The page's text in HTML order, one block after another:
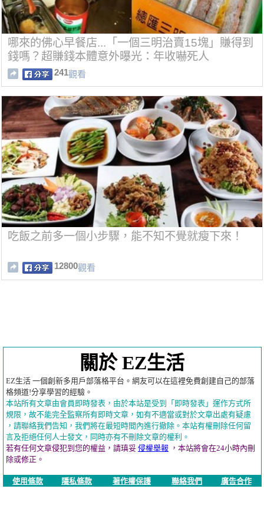
哪來的佛心早餐店...「一個三明治賣15塊」賺得到
錢嗎？超賺錢本體意外曝光：年收嚇死人
241觀看
吃飯之前多一個小步驟，能不知不覺就瘦下來！
12800觀看
關於 EZ生活
EZ生活 一個創新多用戶部落格平台。網友可以在這裡免費創建自己的部落
格頻道!分享學習的經驗。
本站所有文章由會員即時發表，由於本站是受到「即時發表」運作方式所
規限，故不能完全監察所有即時文章，如有不適當或對於文章出處有疑慮
，請聯絡我們告知，我們將在最短時間內進行撤除。本站有權刪除任何留
言及拒絕任何人士發文，同時亦有不刪除文章的權利。
若有任何文章侵犯到您的權益，請瑱妥 侵權舉報 ，本站將會在24小時內刪
除或修正。
使用條款 隱私條款 著作權保護 聯絡我們 廣告合作